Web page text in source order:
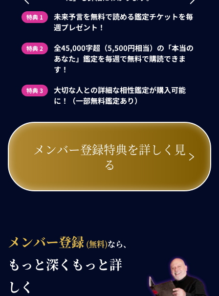
特典 1
未来予言を無料で読める鑑定チケットを毎
週プレゼント！
特典 2
全45,000字超（5,500円相当）の「本当の
あなた」鑑定を毎週で無料で購読できま
す！
特典 3
大切な人との詳細な相性鑑定が購入可能
に！（一部無料鑑定あり）
メンバー登録特典を詳しく見
る
メンバー登録 (無料)なら、
もっと深く もっと詳
しく